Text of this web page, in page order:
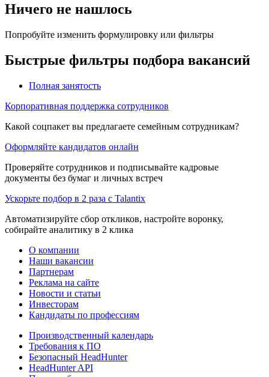
Ничего не нашлось
Попробуйте изменить формулировку или фильтры
Быстрые фильтры подбора вакансий
Полная занятость
Корпоративная поддержка сотрудников
Какой соцпакет вы предлагаете семейным сотрудникам?
Оформляйте кандидатов онлайн
Проверяйте сотрудников и подписывайте кадровые
документы без бумаг и личных встреч
Ускорьте подбор в 2 раза с Talantix
Автоматизируйте сбор откликов, настройте воронку,
собирайте аналитику в 2 клика
О компании
Наши вакансии
Партнерам
Реклама на сайте
Новости и статьи
Инвесторам
Кандидаты по профессиям
Производственный календарь
Требования к ПО
Безопасный HeadHunter
HeadHunter API